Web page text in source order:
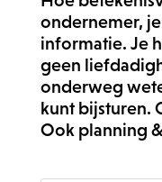
ondernemer,
informatie. Je
geen
onderweg
kunt bijsturen.
Ook planning